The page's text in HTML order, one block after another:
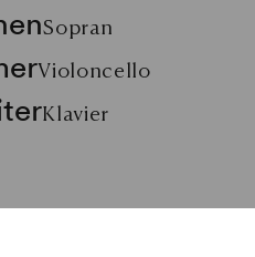
Sopran
Violoncello
Klavier